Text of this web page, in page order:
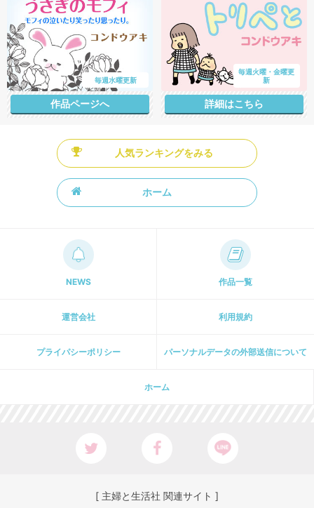
毎週水曜更新
作品ページへ
毎週火曜・金曜更
新
詳細はこちら
人気ランキングをみる
ホーム
NEWS 作品一覧
運営会社 利用規約
プライパシーポリシー パーソナルデータの外部送信について
ホーム
[ 主婦と生活社 関連サイト ]